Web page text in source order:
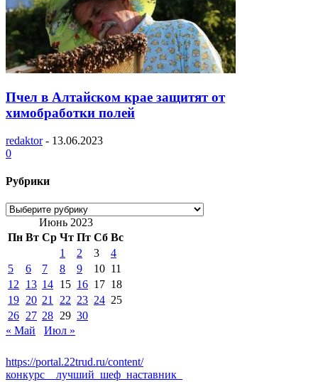
Пчел в Алтайском крае защитят от
химобработки полей
redaktor - 13.06.2023
0
Рубрики
Рубрики
Июнь 2023
Пн Вт Ср Чт Пт Сб Вс
1
2 3
4
5
6 7 8 9 10 11
12
13 14 15 16 17 18
19 20 21 22 23 24 25
26 27 28 29 30
« Май
Июл »
https://portal.22trud.ru/content/
конкурс__лучший_шеф_наставник_